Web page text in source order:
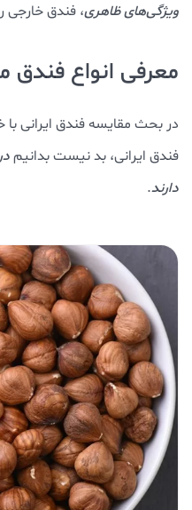
ویژگی‌های ظاهری، فندق خارجی
معرفی انواع فندق
در بحث مقایسه فندق ایرانی با
فندق ایرانی، بد نیست بدانیم
دارند.